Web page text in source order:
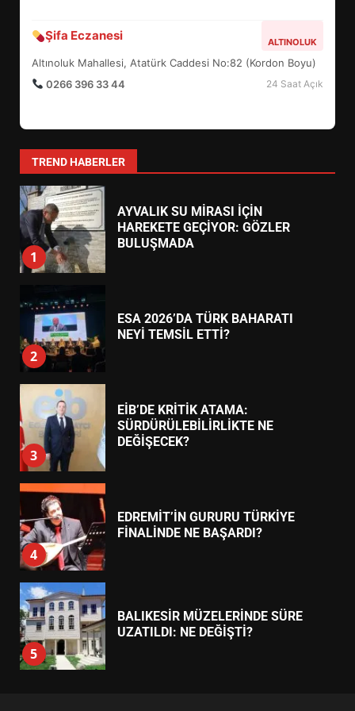
Akçay Mahallesi, Turgut Reis Caddesi No:45 (Belediye
0266 384 55 66
24 Saat Açık
0266 396 33 44
TREND HABERLER
5
7
YENİ YÖNETİM NASIL
ŞEKİLLENDİ?
1
HAREKETE GEÇİYOR: GÖZLER
BULUŞMADA
ESA 2026’DA TÜRK BAHARATI
NEYİ TEMSİL ETTİ?
3
SÜRDÜRÜLEBİLİRLİKTE NE
DEĞİŞECEK?
4
FİNALİNDE NE BAŞARDI?